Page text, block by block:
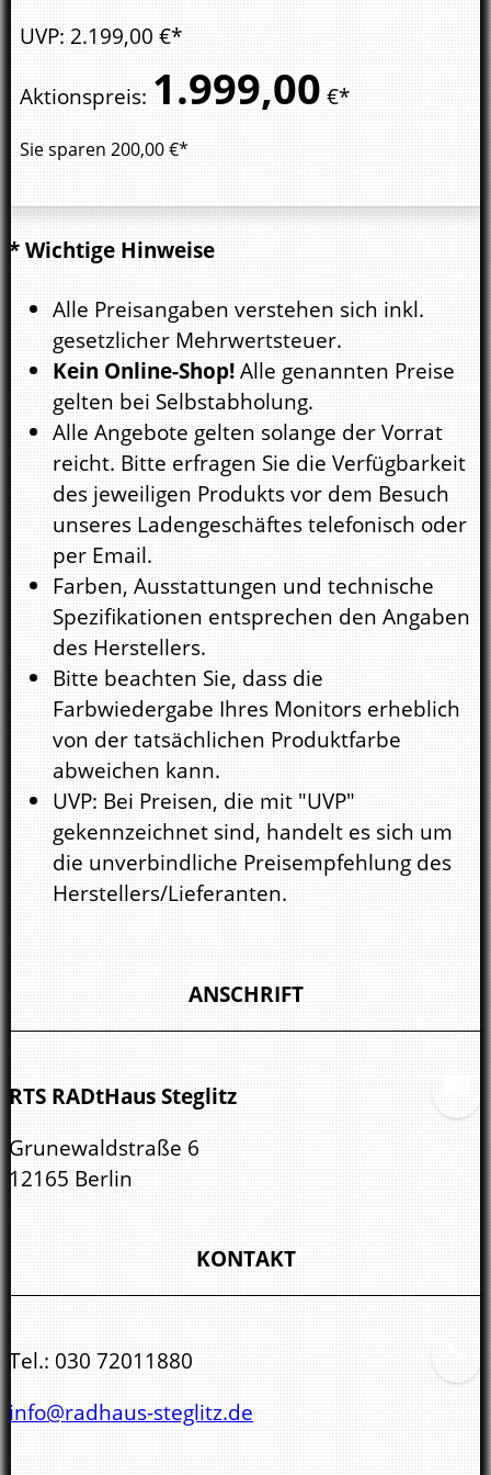
UVP: 2.199,00 €*
Aktionspreis: 1.999,00 €*
Sie sparen 200,00€*
* Wichtige Hinweise
Alle Preisangaben verstehen sich inkl.
gesetzlicher Mehrwertsteuer.
Kein Online-Shop!Alle genannten Preise
gelten bei Selbstabholung.
Alle Angebote gelten solange der Vorrat
reicht. Bitte erfragen Sie die Verfügbarkeit
des jeweiligen Produkts vor dem Besuch
unseres Ladengeschäftes telefonisch oder
per Email.
Farben, Ausstattungen und technische
Spezifikationen entsprechen den Angaben
des Herstellers.
Bitte beachten Sie, dass die
Farbwiedergabe Ihres Monitors erheblich
von der tatsächlichen Produktfarbe
abweichen kann.
UVP: Bei Preisen, die mit "UVP"
gekennzeichnet sind, handelt es sich um
die unverbindliche Preisempfehlung des
Herstellers/Lieferanten.
ANSCHRIFT
RTS RADtHaus Steglitz
Grunewaldstraße 6
12165 Berlin
KONTAKT
Tel.: 030 72011880
info@radhaus-steglitz.de